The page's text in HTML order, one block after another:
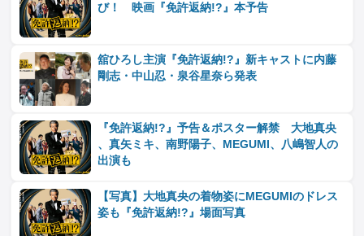
び！ 映画『免許返納!?』本予告
舘ひろし主演『免許返納!?』新キャストに内藤
剛志・中山忍・泉谷星奈ら発表
『免許返納!?』予告＆ポスター解禁 大地真央
、真矢ミキ、南野陽子、MEGUMI、八嶋智人の
出演も
【写真】大地真央の着物姿にMEGUMIのドレス
姿も『免許返納!?』場面写真